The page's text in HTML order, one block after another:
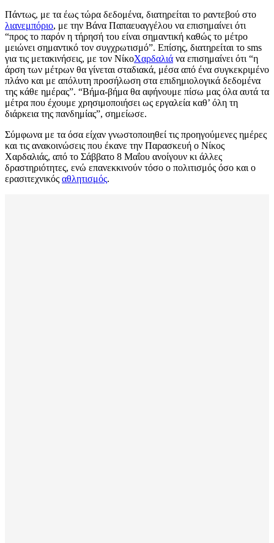
Πάντως, με τα έως τώρα δεδομένα, διατηρείται το ραντεβού στο
λιανεμπόριο, με την Βάνα Παπαευαγγέλου να επισημαίνει ότι
“προς το παρόν η τήρησή του είναι σημαντική καθώς το μέτρο
μειώνει σημαντικό τον συγχρωτισμό”. Επίσης, διατηρείται το sms
για τις μετακινήσεις, με τον ΝίκοΧαρδαλιά να επισημαίνει ότι “η
άρση των μέτρων θα γίνεται σταδιακά, μέσα από ένα συγκεκριμένο
πλάνο και με απόλυτη προσήλωση στα επιδημιολογικά δεδομένα
της κάθε ημέρας”. “Βήμα-βήμα θα αφήνουμε πίσω μας όλα αυτά τα
μέτρα που έχουμε χρησιμοποιήσει ως εργαλεία καθ’ όλη τη
διάρκεια της πανδημίας”, σημείωσε.
Σύμφωνα με τα όσα είχαν γνωστοποιηθεί τις προηγούμενες ημέρες
και τις ανακοινώσεις που έκανε την Παρασκευή ο Νίκος
Χαρδαλιάς, από το Σάββατο 8 Μαΐου ανοίγουν κι άλλες
δραστηριότητες, ενώ επανεκκινούν τόσο ο πολιτισμός όσο και ο
ερασιτεχνικός αθλητισμός.